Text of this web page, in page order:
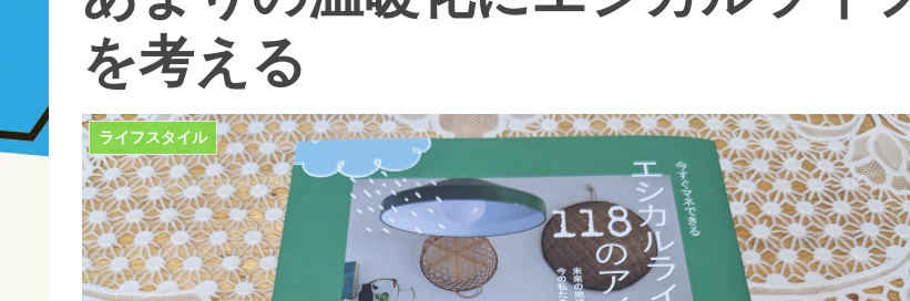
を考える
ライフスタイル